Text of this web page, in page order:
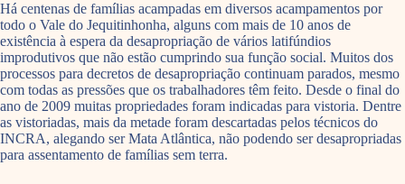
Há centenas de famílias acampadas em diversos acampamentos por
todo o Vale do Jequitinhonha, alguns com mais de 10 anos de
existência à espera da desapropriação de vários latifúndios
improdutivos que não estão cumprindo sua função social. Muitos dos
processos para decretos de desapropriação continuam parados, mesmo
com todas as pressões que os trabalhadores têm feito. Desde o final do
ano de 2009 muitas propriedades foram indicadas para vistoria. Dentre
as vistoriadas, mais da metade foram descartadas pelos técnicos do
INCRA, alegando ser Mata Atlântica, não podendo ser desapropriadas
para assentamento de famílias sem terra.